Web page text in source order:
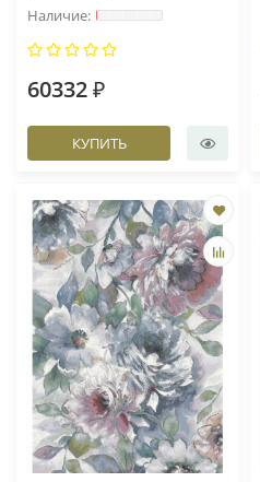
60332 ₽
КУПИТЬ